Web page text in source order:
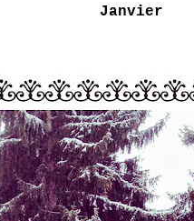
Janvier